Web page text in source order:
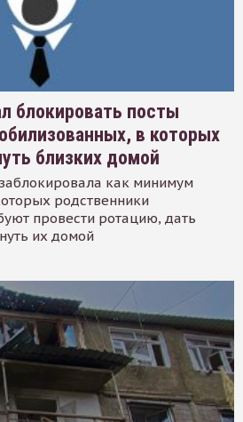
блокировать посты
в которых
близких домой
как минимум
родственники
провести ротацию, дать
их домой